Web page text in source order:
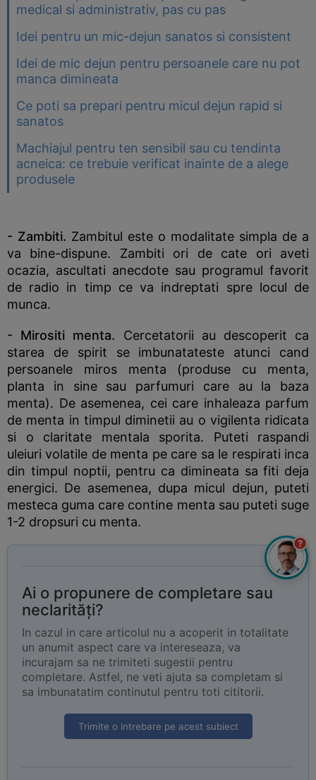
medical si administrativ, pas cu pas
Idei pentru un mic-dejun sanatos si consistent
Idei de mic dejun pentru persoanele care nu pot
manca dimineata
Ce poti sa prepari pentru micul dejun rapid si
sanatos
Machiajul pentru ten sensibil sau cu tendinta
acneica: ce trebuie verificat inainte de a alege
produsele
- Zambiti. Zambitul este o modalitate simpla de a
va bine-dispune. Zambiti ori de cate ori aveti
ocazia, ascultati anecdote sau programul favorit
de radio in timp ce va indreptati spre locul de
munca.
- Mirositi menta. Cercetatorii au descoperit ca
starea de spirit se imbunatateste atunci cand
persoanele miros menta (produse cu menta,
planta in sine sau parfumuri care au la baza
menta). De asemenea, cei care inhaleaza parfum
de menta in timpul diminetii au o vigilenta ridicata
si o claritate mentala sporita. Puteti raspandi
uleiuri volatile de menta pe care sa le respirati inca
din timpul noptii, pentru ca dimineata sa fiti deja
energici. De asemenea, dupa micul dejun, puteti
mesteca guma care contine menta sau puteti suge
1-2 dropsuri cu menta.
Ai o propunere de completare sau
neclarități?
In cazul in care articolul nu a acoperit in totalitate
un anumit aspect care va intereseaza, va
incurajam sa ne trimiteti sugestii pentru
completare. Astfel, ne veti ajuta sa completam si
sa imbunatatim continutul pentru toti cititorii.
Trimite o intrebare pe acest subiect
?